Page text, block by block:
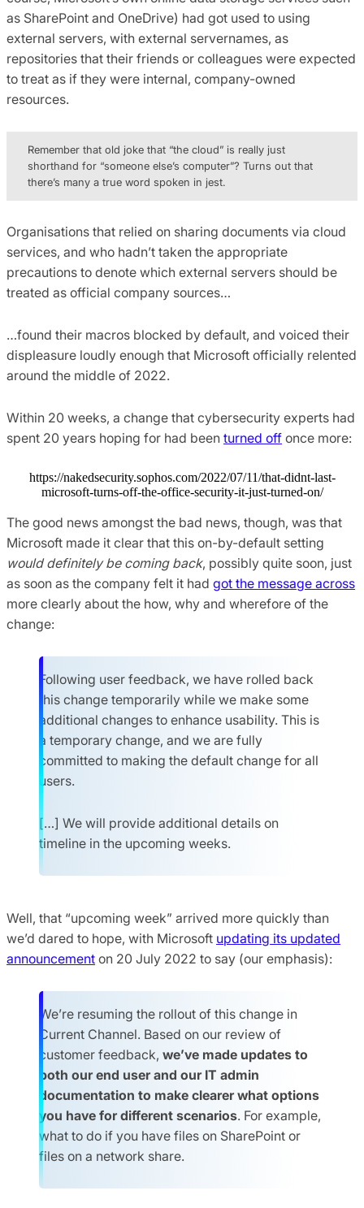
as SharePoint and OneDrive) had got used to using
external servers, with external servernames, as
repositories that their friends or colleagues were expected
to treat as if they were internal, company-owned
resources.
Remember that old joke that “the cloud” is really just
shorthand for “someone else’s computer”? Turns out that
there’s many a true word spoken in jest.
Organisations that relied on sharing documents via cloud
services, and who hadn’t taken the appropriate
precautions to denote which external servers should be
treated as official company sources…
…found their macros blocked by default, and voiced their
displeasure loudly enough that Microsoft officially relented
around the middle of 2022.
Within 20 weeks, a change that cybersecurity experts had
spent 20 years hoping for had been turned off once more:
https://nakedsecurity.sophos.com/2022/07/11/that-didnt-last-
microsoft-turns-off-the-office-security-it-just-turned-on/
The good news amongst the bad news, though, was that
Microsoft made it clear that this on-by-default setting
would definitely be coming back, possibly quite soon, just
as soon as the company felt it had got the message across
more clearly about the how, why and wherefore of the
change:
Following user feedback, we have rolled back
this change temporarily while we make some
additional changes to enhance usability. This is
a temporary change, and we are fully
committed to making the default change for all
users.
[…] We will provide additional details on
timeline in the upcoming weeks.
Well, that “upcoming week” arrived more quickly than
we’d dared to hope, with Microsoft updating its updated
announcement on 20 July 2022 to say (our emphasis):
We’re resuming the rollout of this change in
Current Channel. Based on our review of
customer feedback, we’ve made updates to
both our end user and our IT admin
documentation to make clearer what options
you have for different scenarios. For example,
what to do if you have files on SharePoint or
files on a network share.